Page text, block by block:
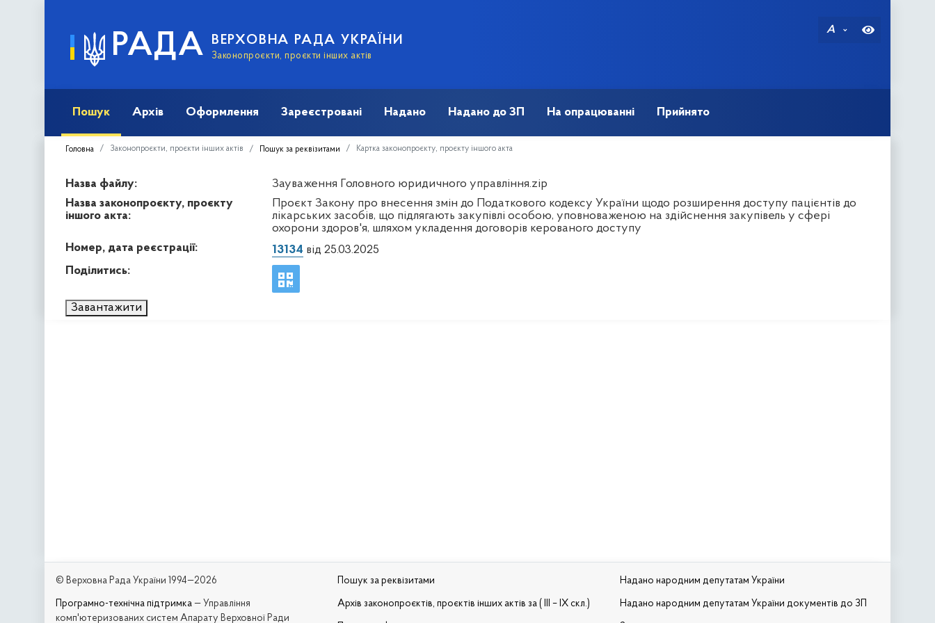
РАДА ВЕРХОВНА РАДА УКРАЇНИ
Законопроєкти, проєкти інших актів
A
Пошук Архів Оформлення Зареєстровані Надано Надано до ЗП На опрацюванні Прийнято
Головна Законопроєкти, проєкти інших актів Пошук за реквізитами Картка законопроєкту, проєкту іншого акта
Назва файлу:
Зауваження Головного юридичного управління.zip
Назва законопроєкту, проєкту
іншого акта:
Проєкт Закону про внесення змін до Податкового кодексу України щодо розширення доступу пацієнтів до
лікарських засобів, що підлягають закупівлі особою, уповноваженою на здійснення закупівель у сфері
охорони здоров'я, шляхом укладення договорів керованого доступу
Номер, дата реєстрації:
13134 від 25.03.2025
Поділитись:
Завантажити
© Верховна Рада України 1994—2026
Програмно-технічна підтримка — Управління
комп'ютеризованих систем Апарату Верховної Ради
Пошук за реквізитами
Архів законопроєктів, проєктів інших актів за ( III – IX скл.)
Надано народним депутатам України
Надано народним депутатам України документів до ЗП